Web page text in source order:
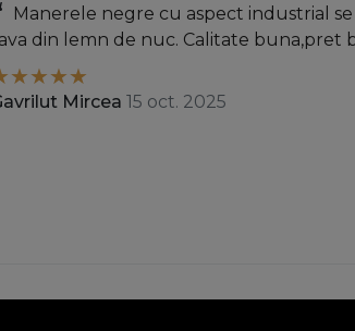
Manerele negre cu aspect industrial
din lemn de nuc. Calitate buna,pret
Mircea 15 oct. 2025